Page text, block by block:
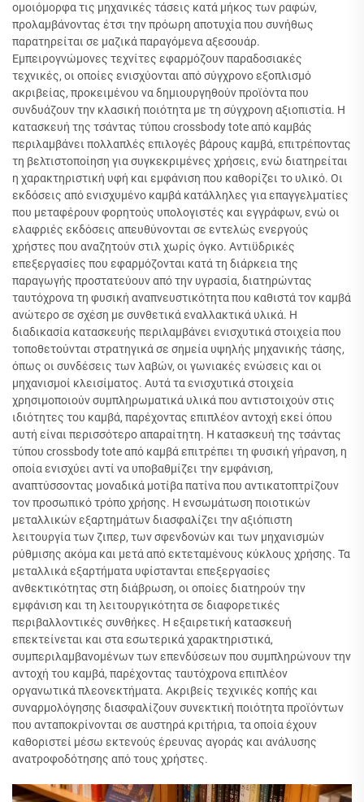
ομοιόμορφα τις μηχανικές τάσεις κατά μήκος των ραφών,
προλαμβάνοντας έτσι την πρόωρη αποτυχία που συνήθως
παρατηρείται σε μαζικά παραγόμενα αξεσουάρ.
Εμπειρογνώμονες τεχνίτες εφαρμόζουν παραδοσιακές
τεχνικές, οι οποίες ενισχύονται από σύγχρονο εξοπλισμό
ακριβείας, προκειμένου να δημιουργηθούν προϊόντα που
συνδυάζουν την κλασική ποιότητα με τη σύγχρονη αξιοπιστία. Η
κατασκευή της τσάντας τύπου crossbody tote από καμβάς
περιλαμβάνει πολλαπλές επιλογές βάρους καμβά, επιτρέποντας
τη βελτιστοποίηση για συγκεκριμένες χρήσεις, ενώ διατηρείται
η χαρακτηριστική υφή και εμφάνιση που καθορίζει το υλικό. Οι
εκδόσεις από ενισχυμένο καμβά κατάλληλες για επαγγελματίες
που μεταφέρουν φορητούς υπολογιστές και εγγράφων, ενώ οι
ελαφριές εκδόσεις απευθύνονται σε εντελώς ενεργούς
χρήστες που αναζητούν στιλ χωρίς όγκο. Αντιϋδρικές
επεξεργασίες που εφαρμόζονται κατά τη διάρκεια της
παραγωγής προστατεύουν από την υγρασία, διατηρώντας
ταυτόχρονα τη φυσική αναπνευστικότητα που καθιστά τον καμβά
ανώτερο σε σχέση με συνθετικά εναλλακτικά υλικά. Η
διαδικασία κατασκευής περιλαμβάνει ενισχυτικά στοιχεία που
τοποθετούνται στρατηγικά σε σημεία υψηλής μηχανικής τάσης,
όπως οι συνδέσεις των λαβών, οι γωνιακές ενώσεις και οι
μηχανισμοί κλεισίματος. Αυτά τα ενισχυτικά στοιχεία
χρησιμοποιούν συμπληρωματικά υλικά που αντιστοιχούν στις
ιδιότητες του καμβά, παρέχοντας επιπλέον αντοχή εκεί όπου
αυτή είναι περισσότερο απαραίτητη. Η κατασκευή της τσάντας
τύπου crossbody tote από καμβά επιτρέπει τη φυσική γήρανση, η
οποία ενισχύει αντί να υποβαθμίζει την εμφάνιση,
αναπτύσσοντας μοναδικά μοτίβα πατίνα που αντικατοπτρίζουν
τον προσωπικό τρόπο χρήσης. Η ενσωμάτωση ποιοτικών
μεταλλικών εξαρτημάτων διασφαλίζει την αξιόπιστη
λειτουργία των ζιπερ, των σφενδονών και των μηχανισμών
ρύθμισης ακόμα και μετά από εκτεταμένους κύκλους χρήσης. Τα
μεταλλικά εξαρτήματα υφίστανται επεξεργασίες
ανθεκτικότητας στη διάβρωση, οι οποίες διατηρούν την
εμφάνιση και τη λειτουργικότητα σε διαφορετικές
περιβαλλοντικές συνθήκες. Η εξαιρετική κατασκευή
επεκτείνεται και στα εσωτερικά χαρακτηριστικά,
συμπεριλαμβανομένων των επενδύσεων που συμπληρώνουν την
αντοχή του καμβά, παρέχοντας ταυτόχρονα επιπλέον
οργανωτικά πλεονεκτήματα. Ακριβείς τεχνικές κοπής και
συναρμολόγησης διασφαλίζουν συνεκτική ποιότητα προϊόντων
που ανταποκρίνονται σε αυστηρά κριτήρια, τα οποία έχουν
καθοριστεί μέσω εκτενούς έρευνας αγοράς και ανάλυσης
ανατροφοδότησης από τους χρήστες.